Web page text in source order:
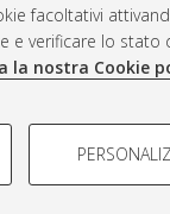
facoltativi
e verificare lo
la nostra Cookie
FACOLTATIVI
-